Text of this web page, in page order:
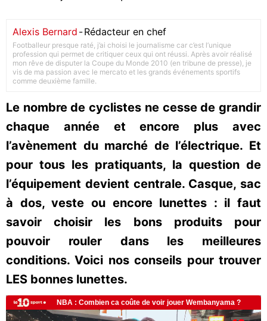
Alexis Bernard -Rédacteur en chef
Footballeur presque raté, j’ai choisi le journalisme car c’est l’unique
profession qui permet de critiquer ceux qui ont réussi. Après avoir réalisé
mon rêve de disputer la Coupe du Monde 2010 (en tribune de presse), je
vis de ma passion avec le mercato et les grands événements sportifs
comme deuxième famille.
Le nombre de cyclistes ne cesse de grandir
chaque année et encore plus avec
l’avènement du marché de l’électrique. Et
pour tous les pratiquants, la question de
l’équipement devient centrale. Casque, sac
à dos, veste ou encore lunettes : il faut
savoir choisir les bons produits pour
pouvoir rouler dans les meilleures
conditions. Voici nos conseils pour trouver
LES bonnes lunettes.